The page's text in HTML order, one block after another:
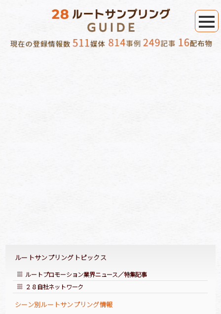
ルートサンプリングトピックス
ルートプロモーション業界ニュース／特集記事
２８自社ネットワーク
シーン別ルートサンプリング情報